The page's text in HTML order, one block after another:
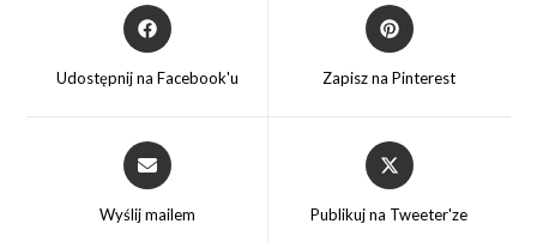
Opens
in
new
Udostępnij na Facebook'u
Opens
in
Zapisz na Pinterest
Opens
in
new
Wyślij mailem
Opens
in
new
Publikuj na Tweeter'ze